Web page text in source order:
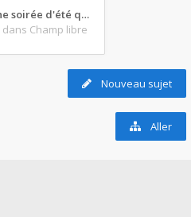
Organiser une soirée d'été qui claque : vos bons plans matos ?
dans Champ libre
Nouveau sujet
Aller